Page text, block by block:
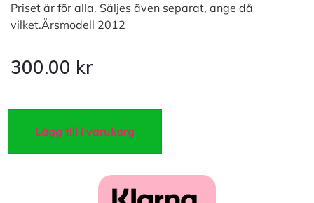
Priset är för alla. Säljes även separat, ange då
vilket.Årsmodell 2012
300.00 kr
Lägg till i varukorg